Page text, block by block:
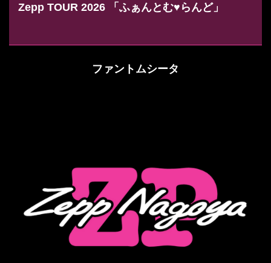
Zepp TOUR 2026 「ふぁんとむ♥らんど」
ファントムシータ